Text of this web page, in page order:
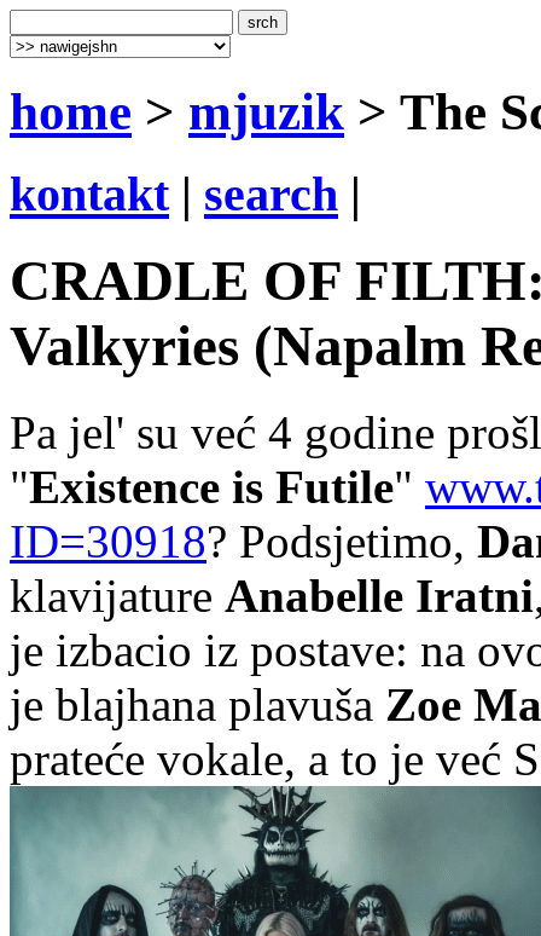
home > mjuzik > The
kontakt| search |
CRADLE OF
Valkyries (Napalm
Pa jel' su već 4 godine
"Existence is Futile"
ID=30918? Podsjetimo,
klavijature Anabelle Iratni
je izbacio iz postave: na
je blajhana plavuša Zoe
prateće vokale, a to je već